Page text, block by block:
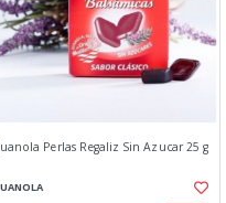
Perlas Regaliz Sin Azucar 25 g